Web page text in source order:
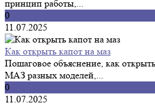
принцип работы,...
0
11.07.2025
Как открыть капот на маз
Пошаговое объяснение, как
МАЗ разных моделей,...
0
11.07.2025